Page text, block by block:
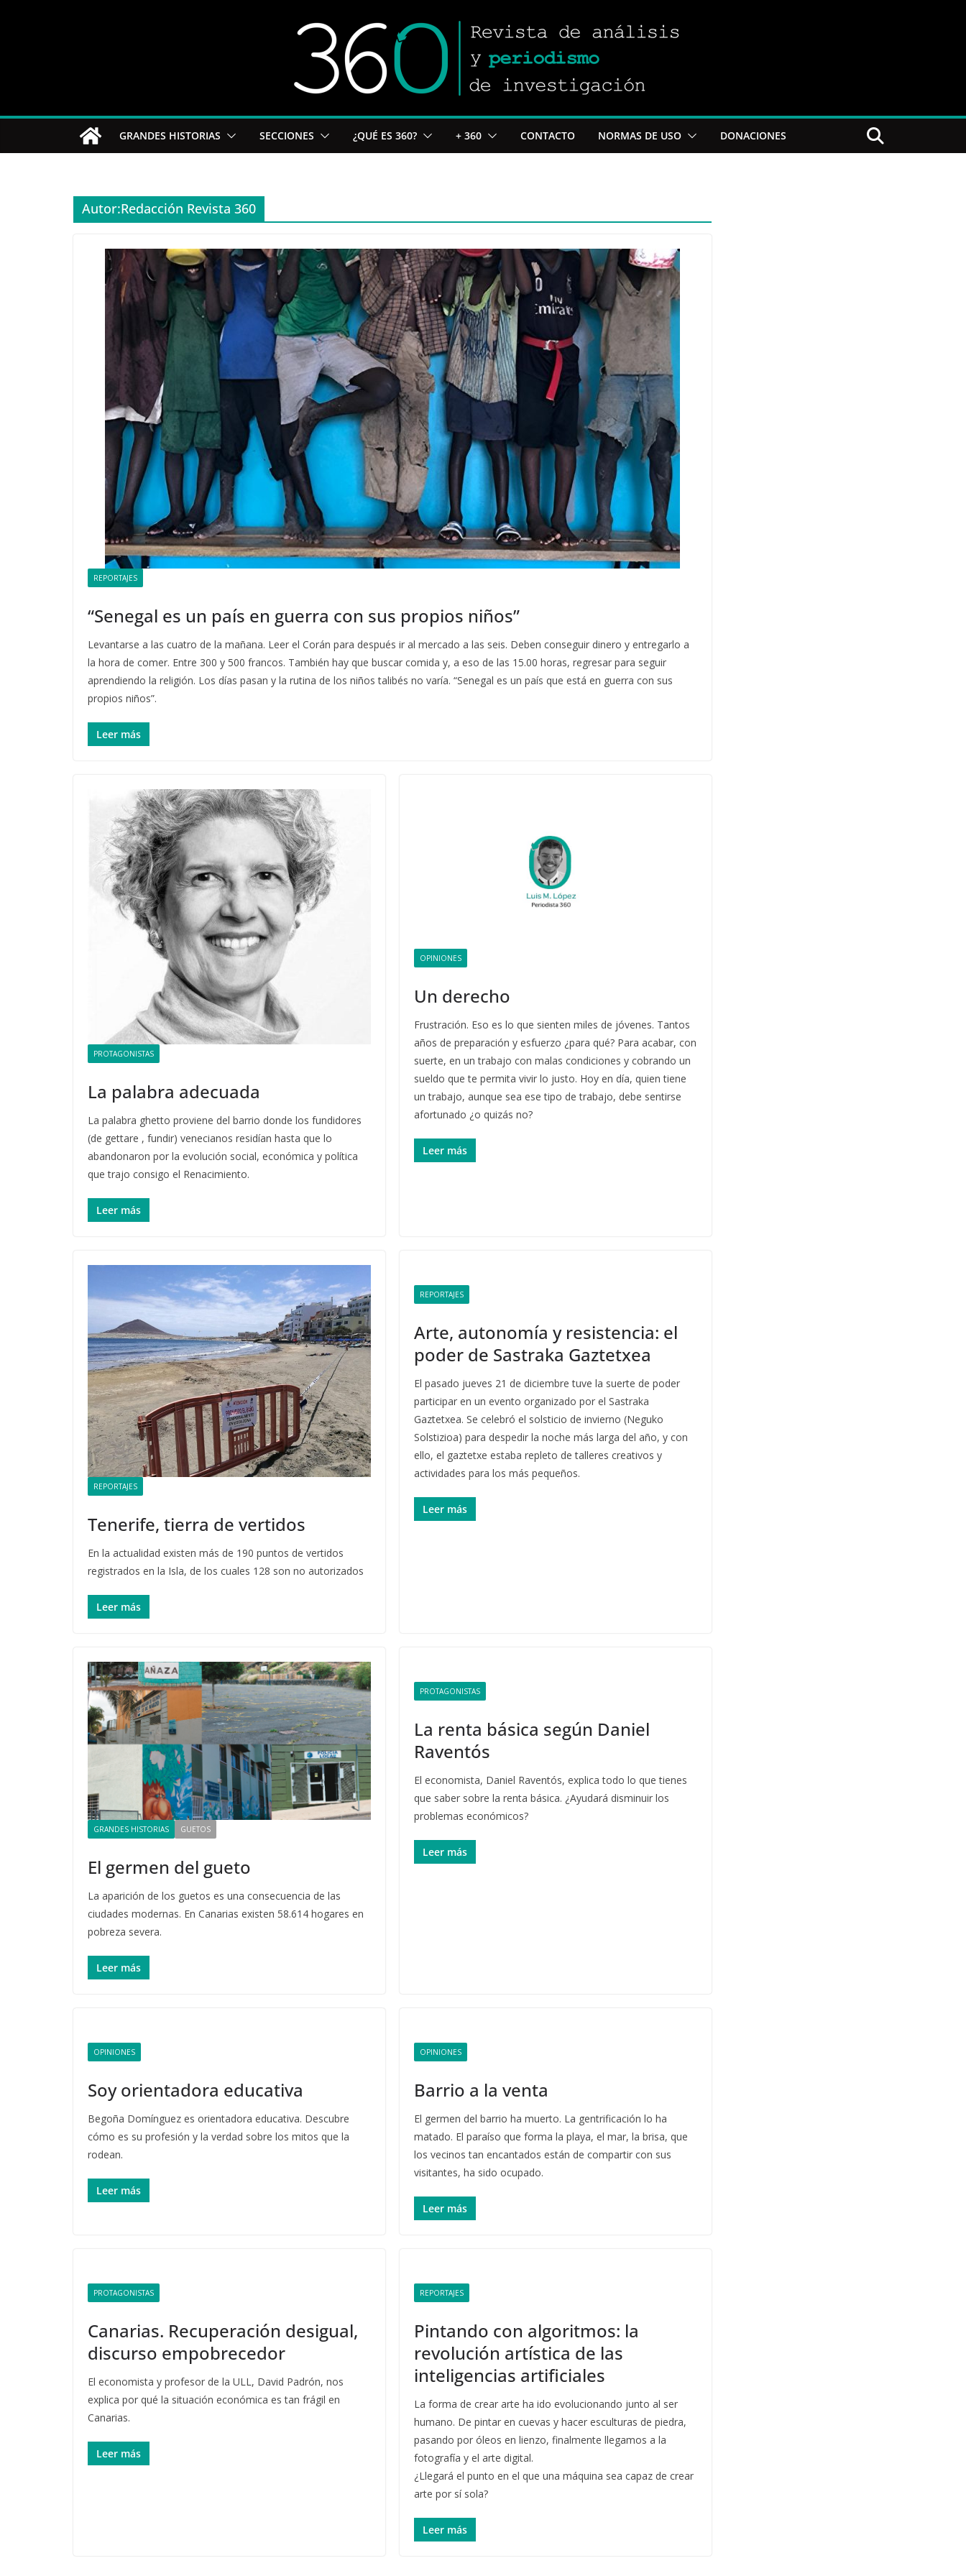
GRANDES HISTORIAS SECCIONES ¿QUÉ ES 360? + 360 CONTACTO NORMAS DE USO DONACIONES
Autor:Redacción Revista 360
REPORTAJES
“Senegal es un país en guerra con sus propios niños”
Levantarse a las cuatro de la mañana. Leer el Corán para después ir al mercado a las seis. Deben conseguir dinero y entregarlo a
la hora de comer. Entre 300 y 500 francos. También hay que buscar comida y, a eso de las 15.00 horas, regresar para seguir
aprendiendo la religión. Los días pasan y la rutina de los niños talibés no varía. “Senegal es un país que está en guerra con sus
propios niños”.
Leer más
PROTAGONISTAS
La palabra adecuada
La palabra ghetto proviene del barrio donde los fundidores
(de gettare , fundir) venecianos residían hasta que lo
abandonaron por la evolución social, económica y política
que trajo consigo el Renacimiento.
Leer más
OPINIONES
Un derecho
Frustración. Eso es lo que sienten miles de jóvenes. Tantos
años de preparación y esfuerzo ¿para qué? Para acabar, con
suerte, en un trabajo con malas condiciones y cobrando un
sueldo que te permita vivir lo justo. Hoy en día, quien tiene
un trabajo, aunque sea ese tipo de trabajo, debe sentirse
afortunado ¿o quizás no?
Leer más
REPORTAJES
Tenerife, tierra de vertidos
En la actualidad existen más de 190 puntos de vertidos
registrados en la Isla, de los cuales 128 son no autorizados
Leer más
REPORTAJES
Arte, autonomía y resistencia: el
poder de Sastraka Gaztetxea
El pasado jueves 21 de diciembre tuve la suerte de poder
participar en un evento organizado por el Sastraka
Gaztetxea. Se celebró el solsticio de invierno (Neguko
Solstizioa) para despedir la noche más larga del año, y con
ello, el gaztetxe estaba repleto de talleres creativos y
actividades para los más pequeños.
Leer más
GRANDES HISTORIAS GUETOS
El germen del gueto
La aparición de los guetos es una consecuencia de las
ciudades modernas. En Canarias existen 58.614 hogares en
pobreza severa.
Leer más
PROTAGONISTAS
La renta básica según Daniel
Raventós
El economista, Daniel Raventós, explica todo lo que tienes
que saber sobre la renta básica. ¿Ayudará disminuir los
problemas económicos?
Leer más
OPINIONES
Soy orientadora educativa
Begoña Domínguez es orientadora educativa. Descubre
cómo es su profesión y la verdad sobre los mitos que la
rodean.
Leer más
OPINIONES
Barrio a la venta
El germen del barrio ha muerto. La gentrificación lo ha
matado. El paraíso que forma la playa, el mar, la brisa, que
los vecinos tan encantados están de compartir con sus
visitantes, ha sido ocupado.
Leer más
PROTAGONISTAS
Canarias. Recuperación desigual,
discurso empobrecedor
El economista y profesor de la ULL, David Padrón, nos
explica por qué la situación económica es tan frágil en
Canarias.
Leer más
REPORTAJES
Pintando con algoritmos: la
revolución artística de las
inteligencias artificiales
La forma de crear arte ha ido evolucionando junto al ser
humano. De pintar en cuevas y hacer esculturas de piedra,
pasando por óleos en lienzo, finalmente llegamos a la
fotografía y el arte digital.
¿Llegará el punto en el que una máquina sea capaz de crear
arte por sí sola?
Leer más